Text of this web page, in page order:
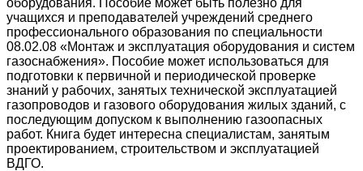
учащихся и преподавателей учреждений среднего
профессионального образования по специальности
08.02.08 «Монтаж и эксплуатация оборудования и систем
газоснабжения». Пособие может использоваться для
подготовки к первичной и периодической проверке
знаний у рабочих, занятых технической эксплуатацией
газопроводов и газового оборудования жилых зданий, с
последующим допуском к выполнению газоопасных
работ. Книга будет интересна специалистам, занятым
проектированием, строительством и эксплуатацией
ВДГО.